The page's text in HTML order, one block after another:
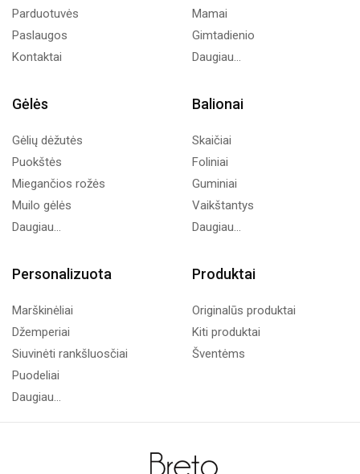
Parduotuvės
Paslaugos
Kontaktai
Mamai
Gimtadienio
Daugiau...
Gėlės
Gėlių dėžutės
Puokštės
Miegančios rožės
Muilo gėlės
Daugiau...
Balionai
Skaičiai
Foliniai
Guminiai
Vaikštantys
Daugiau...
Personalizuota
Marškinėliai
Džemperiai
Siuvinėti rankšluosčiai
Puodeliai
Daugiau...
Produktai
Originalūs produktai
Kiti produktai
Šventėms